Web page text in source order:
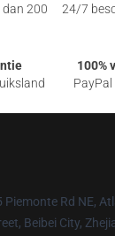
dan 200
24/7
100%
Piemonte Rd NE,
Beibei City,